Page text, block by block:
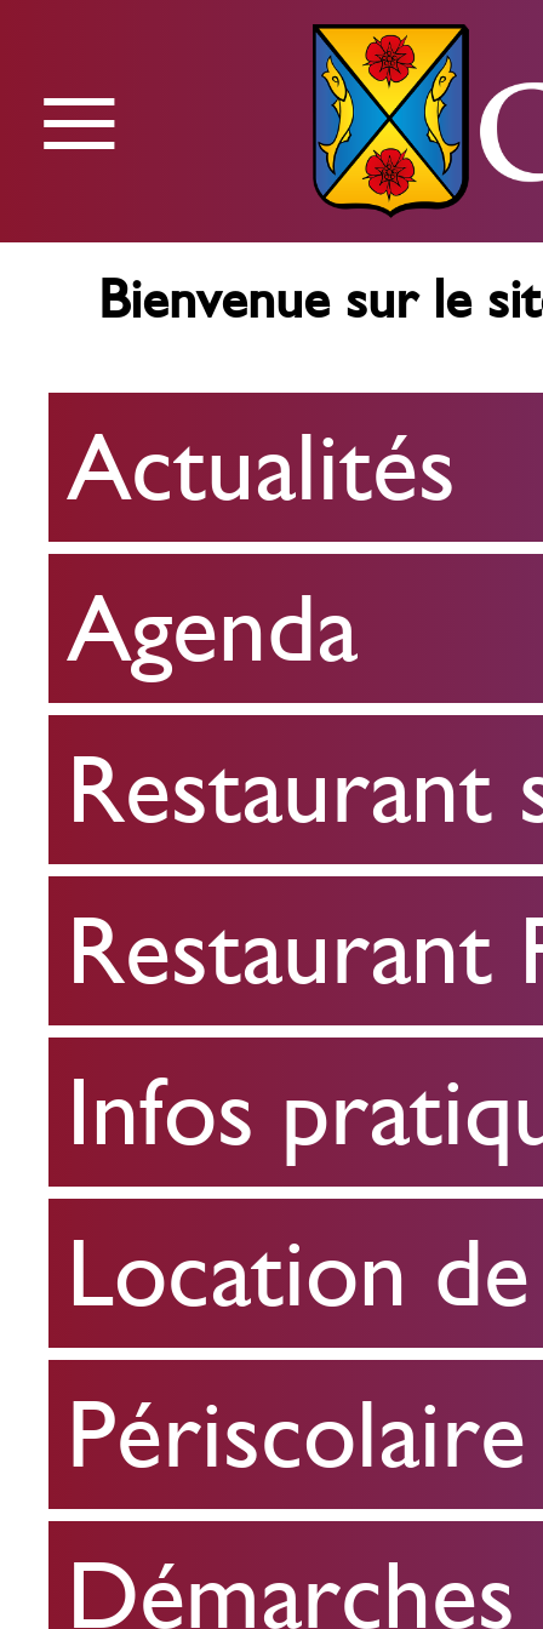
Menu
Actualités
Agenda
Restaurant
scolaire
Restaurant
FPA
Infos
pratiques
Location
de
salle
Périscolaire
≡
Bienvenue sur le
Actualités
Agenda
Restaurant
Restaurant
Infos
Location
Périscolaire